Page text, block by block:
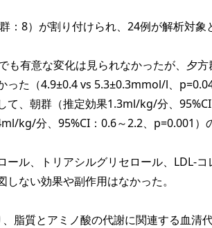
：8）が割り付けられ、24例が解析対象
も有意な変化は見られなかったが、夕方
た（4.9±0.4 vs 5.3±0.3mmol/l、p=0.04
て、朝群（推定効果1.3ml/kg/分、
kg/分、95%CI：0.6～2.2、p=0.001）
ール、トリアシルグリセロール、LDL-コ
ない効果や副作用はなかった。
脂質とアミノ酸の代謝に関連する血清